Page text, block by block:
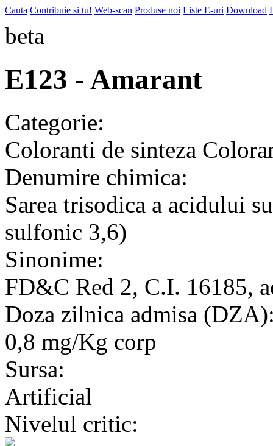
Cauta Contribuie si tu! Web-scan Produse noi Liste E-uri Download
beta
E123 - Amarant
Categorie:
Coloranti de sinteza
Denumire chimica:
Sarea trisodica a acidului
sulfonic 3,6)
Sinonime:
FD&C Red 2, C.I. 16185,
Doza zilnica admisa
0,8 mg/Kg corp
Sursa:
Artificial
Nivelul critic: